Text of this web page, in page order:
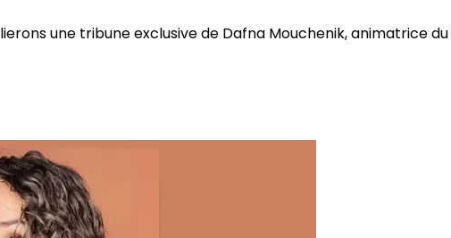
une tribune exclusive de Dafna Mouchenik, animatrice